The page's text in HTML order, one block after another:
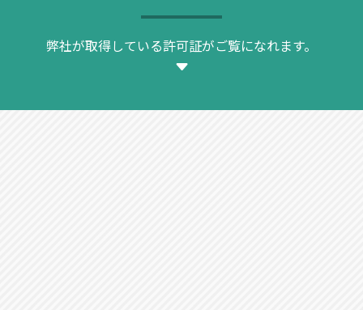
弊社が取得している許可証がご覧になれます。